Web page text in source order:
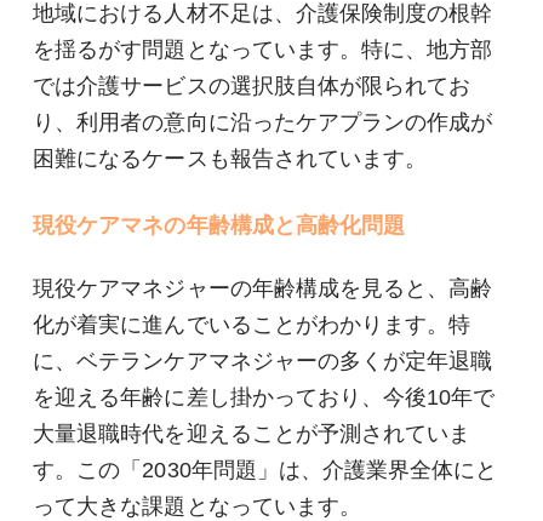
地域における人材不足は、介護保険制度の根幹
を揺るがす問題となっています。特に、地方部
では介護サービスの選択肢自体が限られてお
り、利用者の意向に沿ったケアプランの作成が
困難になるケースも報告されています。
現役ケアマネの年齢構成と高齢化問題
現役ケアマネジャーの年齢構成を見ると、高齢
化が着実に進んでいることがわかります。特
に、ベテランケアマネジャーの多くが定年退職
を迎える年齢に差し掛かっており、今後10年で
大量退職時代を迎えることが予測されていま
す。この「2030年問題」は、介護業界全体にと
って大きな課題となっています。